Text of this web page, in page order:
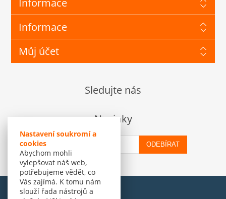
Nastavení soukromí a
cookies
Abychom mohli
vylepšovat náš web,
potřebujeme vědět, co
Vás zajímá. K tomu nám
slouží řada nástrojů a
Informace
Můj účet
Sledujte nás
Novinky
ODEBÍRAT